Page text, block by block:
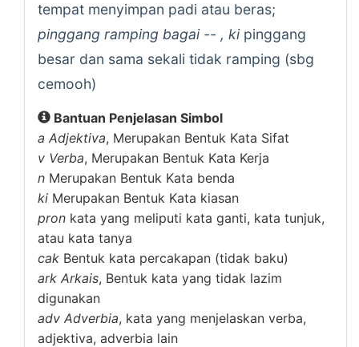
tempat menyimpan padi atau beras;
pinggang ramping bagai -- , kipinggang
besar dan sama sekali tidak ramping (sbg
cemooh)
Bantuan Penjelasan Simbol
a Adjektiva, Merupakan Bentuk Kata Sifat
v Verba, Merupakan Bentuk Kata Kerja
n Merupakan Bentuk Kata benda
ki Merupakan Bentuk Kata kiasan
pron kata yang meliputi kata ganti, kata tunjuk,
atau kata tanya
cak Bentuk kata percakapan (tidak baku)
ark Arkais, Bentuk kata yang tidak lazim
digunakan
adv Adverbia, kata yang menjelaskan verba,
adjektiva, adverbia lain